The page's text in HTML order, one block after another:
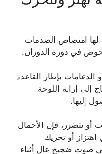
لها امتصاص الصدمات
في دورة الدوران.
بإطار القاعدة
إزالة اللوحة
إليها.
تتضرر، فإن الأحمال
أو تحريك
إلى صوت ضجيج عال أثناء